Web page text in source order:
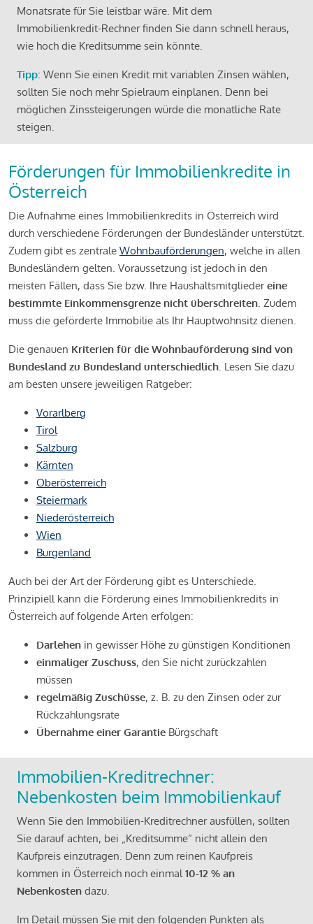
Monatsrate für Sie leistbar wäre. Mit dem
Immobilienkredit-Rechner finden Sie dann schnell heraus,
wie hoch die Kreditsumme sein könnte.
Tipp: Wenn Sie einen Kredit mit variablen Zinsen wählen,
sollten Sie noch mehr Spielraum einplanen. Denn bei
möglichen Zinssteigerungen würde die monatliche Rate
steigen.
Förderungen für Immobilienkredite in
Österreich
Die Aufnahme eines Immobilienkredits in Österreich wird
durch verschiedene Förderungen der Bundesländer unterstützt.
Zudem gibt es zentrale Wohnbauförderungen, welche in allen
Bundesländern gelten. Voraussetzung ist jedoch in den
meisten Fällen, dass Sie bzw. Ihre Haushaltsmitgliedereine
bestimmte Einkommensgrenze nicht überschreiten. Zudem
muss die geförderte Immobilie als Ihr Hauptwohnsitz dienen.
Die genauen Kriterien für die Wohnbauförderung sind von
Bundesland zu Bundesland unterschiedlich. Lesen Sie dazu
am besten unsere jeweiligen Ratgeber:
Vorarlberg
Tirol
Salzburg
Kärnten
Oberösterreich
Steiermark
Niederösterreich
Wien
Burgenland
Auch bei der Art der Förderung gibt es Unterschiede.
Prinzipiell kann die Förderung eines Immobilienkredits in
Österreich auf folgende Arten erfolgen:
Darlehen in gewisser Höhe zu günstigen Konditionen
einmaliger Zuschuss, den Sie nicht zurückzahlen
müssen
regelmäßig Zuschüsse, z. B. zu den Zinsen oder zur
Rückzahlungsrate
Übernahme einer Garantie Bürgschaft
Immobilien-Kreditrechner:
Nebenkosten beim Immobilienkauf
Wenn Sie den Immobilien-Kreditrechner ausfüllen, sollten
Sie darauf achten, bei „Kreditsumme“ nicht allein den
Kaufpreis einzutragen. Denn zum reinen Kaufpreis
kommen in Österreich noch einmal10-12 % an
Nebenkosten dazu.
Im Detail müssen Sie mit den folgenden Punkten als